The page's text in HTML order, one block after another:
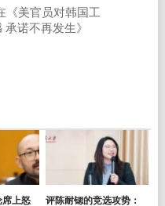
《美官员对韩国工
承诺不再发生》
上怒 评陈耐锶的竞选攻势：